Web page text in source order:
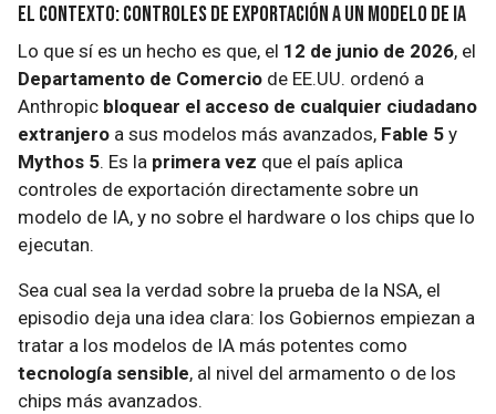
El contexto: controles de exportación a un modelo de IA
Lo que sí es un hecho es que, el 12 de junio de 2026, el
Departamento de Comercio de EE.UU. ordenó a
Anthropic bloquear el acceso de cualquier ciudadano
extranjero a sus modelos más avanzados, Fable 5 y
Mythos 5. Es la primera vez que el país aplica
controles de exportación directamente sobre un
modelo de IA, y no sobre el hardware o los chips que lo
ejecutan.
Sea cual sea la verdad sobre la prueba de la NSA, el
episodio deja una idea clara: los Gobiernos empiezan a
tratar a los modelos de IA más potentes como
tecnología sensible, al nivel del armamento o de los
chips más avanzados.